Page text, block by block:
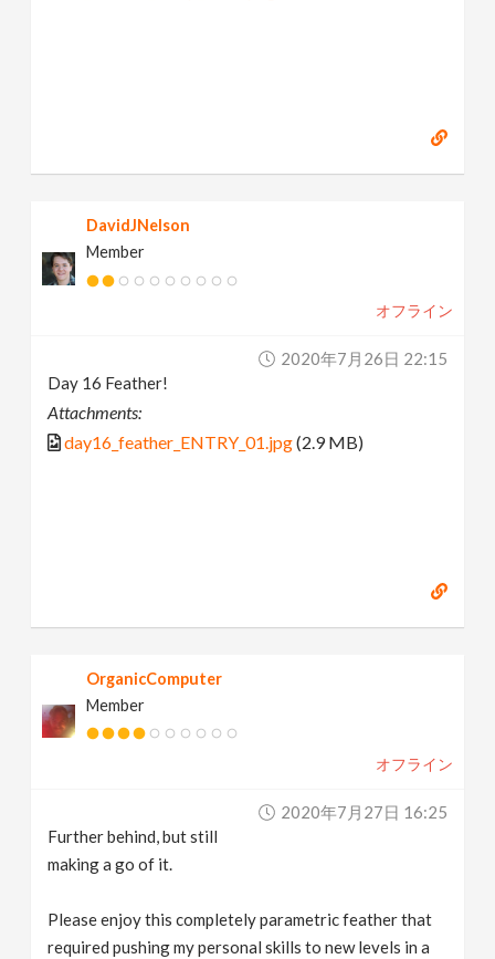
DavidJNelson
Member
オフライン
2020年7月26日 22:15
Day 16 Feather!
Attachments:
day16_feather_ENTRY_01.jpg(2.9 MB)
OrganicComputer
Member
オフライン
2020年7月27日 16:25
Further behind, but still
making a go of it.
Please enjoy this completely parametric feather that
required pushing my personal skills to new levels in a